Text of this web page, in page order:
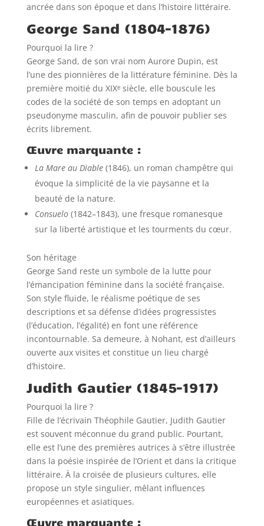
ancrée dans son époque et dans l’histoire littéraire.
George Sand (1804–1876)
Pourquoi la lire ?
George Sand, de son vrai nom Aurore Dupin, est
l’une des pionnières de la littérature féminine. Dès la
première moitié du XIXᵉ siècle, elle bouscule les
codes de la société de son temps en adoptant un
pseudonyme masculin, afin de pouvoir publier ses
écrits librement.
Œuvre marquante :
La Mare au Diable(1846), un roman champêtre qui
évoque la simplicité de la vie paysanne et la
beauté de la nature.
Consuelo(1842–1843), une fresque romanesque
sur la liberté artistique et les tourments du cœur.
Son héritage
George Sand reste un symbole de la lutte pour
l’émancipation féminine dans la société française.
Son style fluide, le réalisme poétique de ses
descriptions et sa défense d’idées progressistes
(l’éducation, l’égalité) en font une référence
incontournable. Sa demeure, à Nohant, est d’ailleurs
ouverte aux visites et constitue un lieu chargé
d’histoire.
Judith Gautier (1845–1917)
Pourquoi la lire ?
Fille de l’écrivain Théophile Gautier, Judith Gautier
est souvent méconnue du grand public. Pourtant,
elle est l’une des premières autrices à s’être illustrée
dans la poésie inspirée de l’Orient et dans la critique
littéraire. À la croisée de plusieurs cultures, elle
propose un style singulier, mêlant influences
européennes et asiatiques.
Œuvre marquante :